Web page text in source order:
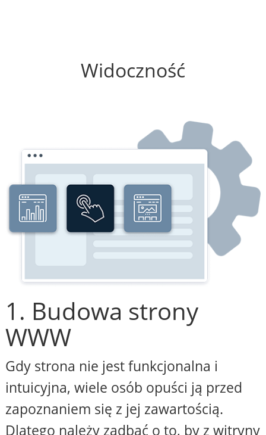
Widoczność
1. Budowa strony
WWW
Gdy strona nie jest funkcjonalna i
intuicyjna, wiele osób opuści ją przed
zapoznaniem się z jej zawartością.
Dlatego należy zadbać o to, by z witryny